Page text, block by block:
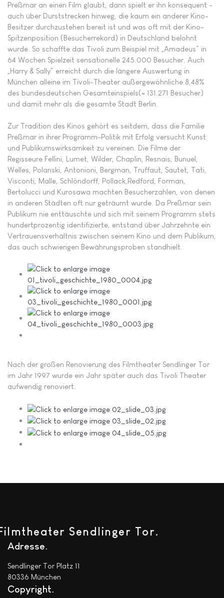
Preßmar an einen Film glaubt, dann spielt er ihn konsequent -
auch über Durststrecken hinweg, die kaum ein anderer Kino-
Besitzer durchzu­stehen bereit ist und was oft mit der Kino-
Spitzenposition (Besucherrekord) in Deutschland belohnt
wurde. So schaffte das Tivoli zum Beispiel mit „Amadeus“ in
64 Wochen Spielzeit sensationelle 245.000 Besucher. Auch
„Harry & Sally“ erreicht durch die längere Auswertung in
München alleine im Tivoli-Theater außergewöhnliche 8,48%
des bundesdeutschen Gesamteinspiels(= 131.271 Besucher)
und damit mehr als die gesamte Stadt Berlin.
Zur Tradition des Kinos gehört es seitdem, dass die Familie
Preßmar in ihrer Programm-Politik mit Erfolg versucht Kunst
und Publikums­wirksamkeit zu vereinen. Die Filme der
Regisseure Fellini, Lumet, Wilder, Chaplin, Resnais, Bunuel,
Welles, Polanski, Antonioni, Bergman, Truffaut, Sautet, Tati,
Visconti, Malle, Schlöndorff, Pollack,Redford, Forman,
Bertolucci und Kurosawa machten Besucherzahlen, von denen
in anderen Städten oft nur geträumt wurde. Da Preßmar sein
Publikum nie enttäuschte und sich mit seinem Programm stets
hundertpro­zentig identifizierte, entstand über Jahrzehnte ein
Vertrauensverhältnis zwischen seinem Kino und dem Publikum,
das auch schwierigen Bewährungsproben standhielt.
Nach der großen Renovierung des Filmtheater Sendlinger Tor
im Jahr 1997 wurde ein Jahr später auch das Tivoli Theater
aufwendig renoviert.
Sendlinger Tor.
Adresse
Sendlinger Tor Platz 11
80336 München
Copyright